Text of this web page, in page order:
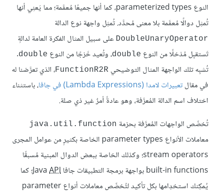
النوع parameterized types، كما أنها جميعًا مُعمَّمة؛ مما يَعنِي أنها
تُمثِل دوالًا مُعمَّمة بلا معنى مُحدَّد. تُمثِل واجهة نوع الدالة
DoubleUnaryOperator على سبيل المثال الفكرة العامة لدالةٍ
تَستقبِل مُدْخلًا من النوع double، وتُعيد خَرْجًا من النوع double
.
تُشبِه تلك الواجهة المثال التوضيحي FunctionR2R، الذي تعرَّضنا له
في مقالتعبيرات لامدا (Lambda Expressions) في جافا
، باستثناء
اختلاف اسم الدالة المُعرَّفة، وهو عادةً أمرٌ غير ذي صلة.
تُخصِّص الواجهات المُعرَّفة بحزمة java.util.function
معاملات الأنواع parameter types الخاصة بكثيرٍ من عوامل المجرى
stream operators؛ وكذلك الخاصة ببعض الدوال المبنية مُسبقًا
built-in functions بواجهة برمجة التطبيقات جافا Java
API
؛ كما
يُمكِنك استخدِامها بكل تأكيد لتُخصِّص معاملات أنواع parameter